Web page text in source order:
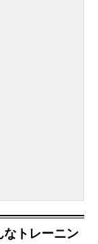
トレーニン